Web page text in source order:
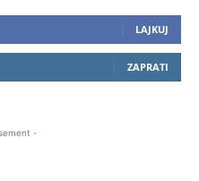
LAJKUJ
ZAPRATI
-